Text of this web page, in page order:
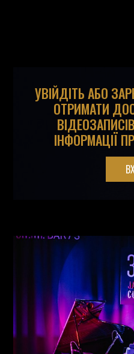
УВІЙДІТЬ АБО
ОТРИМАТИ
ІНФОРМАЦІЇ